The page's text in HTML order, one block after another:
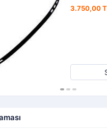
3.750,00